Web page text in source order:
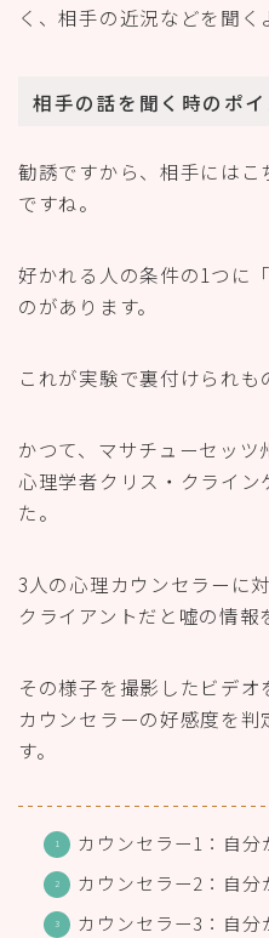
く、相手の近況などを聞く
相手の話を聞く時のポイ
勧誘ですから、相手には
ですね。
好かれる人の条件の1つに
のがあります。
これが実験で裏付けられも
かつて、マサチューセッ
心理学者クリス・クライ
た。
3人の心理カウンセラーに
クライアントだと嘘の情報
その様子を撮影したビデ
カウンセラーの好感度を
す。
カウンセラー1：自
カウンセラー2：自
カウンセラー3：自